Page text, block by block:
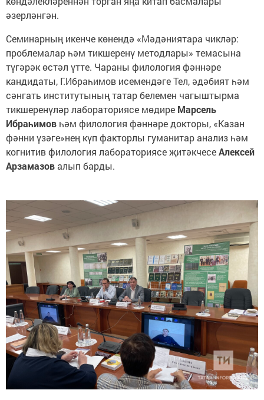
әзерләнгән.
Семинарның икенче көнендә «Мәдәниятара чикләр:
проблемалар һәм тикшеренү методлары» темасына
түгәрәк өстәл үтте. Чараны филология фәннәре
кандидаты, Г.Ибраһимов исемендәге Тел, әдәбият һәм
сәнгать институтының татар белемен чагыштырма
тикшеренүләр лабораториясе мөдире Марсель
Ибраһимов һәм филология фәннәре докторы, «Казан
фәнни үзәге»нең күп факторлы гуманитар анализ һәм
когнитив филология лабораториясе җитәкчесеАлексей
Арзамазовалып барды.